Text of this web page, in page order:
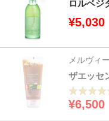
ロルベジ
¥5,030
メルヴィ
ザエッセ
¥6,500